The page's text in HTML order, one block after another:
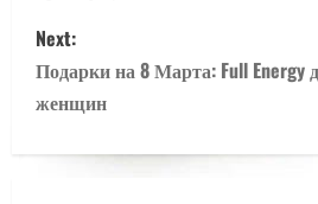
s
t
n
a
Next:
Подарки на 8 Марта: Full
женщин